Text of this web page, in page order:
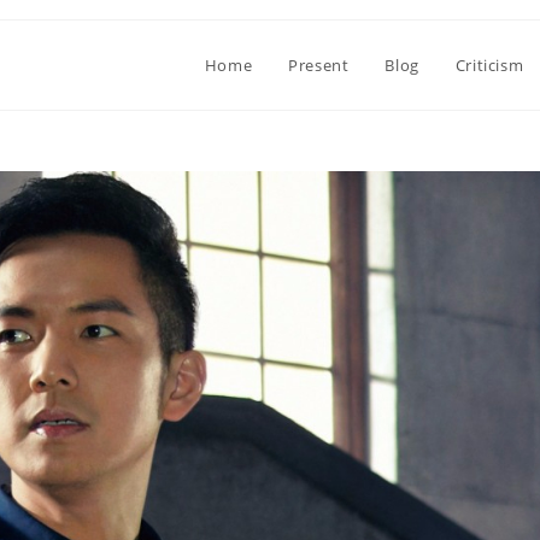
Home Present Blog Criticism